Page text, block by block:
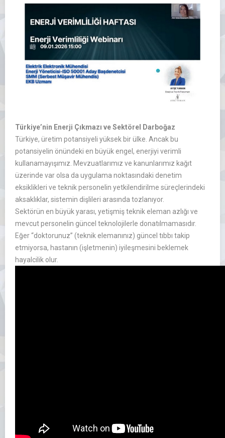
Türkiye’nin Enerji Çıkmazı ve Sektörel Darboğaz
Türkiye, üretim potansiyeli yüksek bir ülke. Ancak bu
potansiyelin önündeki en büyük engel, enerjiyi verimli
kullanamayışımız. Mevzuatlarımız ve kanunlarımız kağıt
üzerinde var olsa da uygulama noktasındaki denetim
eksiklikleri ve teknik personelin yetkilendirilme süreçlerindeki
aksaklıklar, sistemin dişlileri arasında tozlanıyor.
Sektörün en büyük yarası, yetişmiş teknik eleman azlığı ve
mevcut personelin güncel teknolojilerle donatılmamasıdır.
Eğer “doktorunuz” (teknik elemanınız) güncel tıbbı takip
etmiyorsa, hastanın (işletmenin) iyileşmesini beklemek
hayalcilik olur.